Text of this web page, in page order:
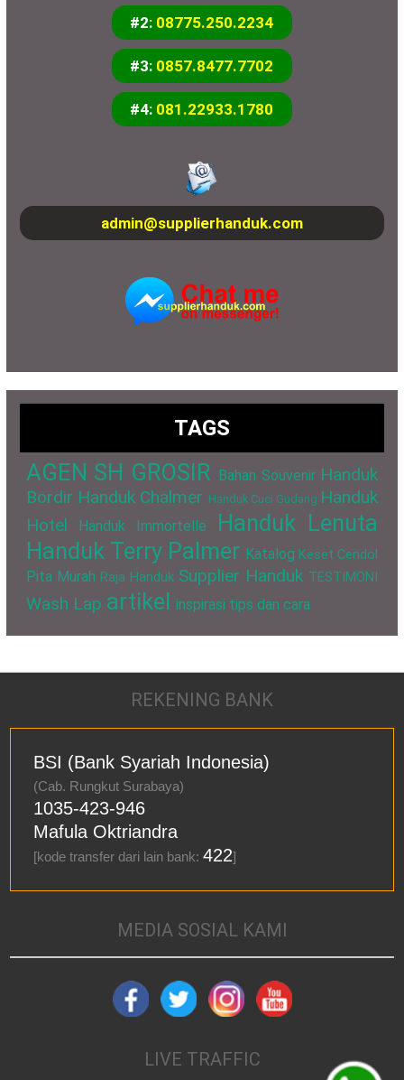
#2: 08775.250.2234
#3: 0857.8477.7702
#4: 081.22933.1780
admin@supplierhanduk.com
TAGS
AGEN SH GROSIR Bahan Souvenir Handuk
Bordir Handuk Chalmer Handuk Cuci Gudang Handuk
Hotel
Handuk Immortelle
Handuk Lenuta
Handuk Terry Palmer Katalog Keset Cendol
Pita Murah Raja Handuk Supplier Handuk TESTIMONI
Wash Lap artikel inspirasi tips dan cara
REKENING BANK
BSI (Bank Syariah Indonesia)
(Cab. Rungkut Surabaya)
1035-423-946
Mafula Oktriandra
[kode transfer dari lain bank:422]
MEDIA SOSIAL KAMI
LIVE TRAFFIC